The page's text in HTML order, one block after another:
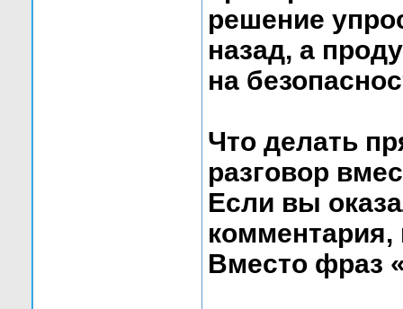
решение
назад, а
на
Что делать
разговор
Если вы
комментария,
Вместо фраз